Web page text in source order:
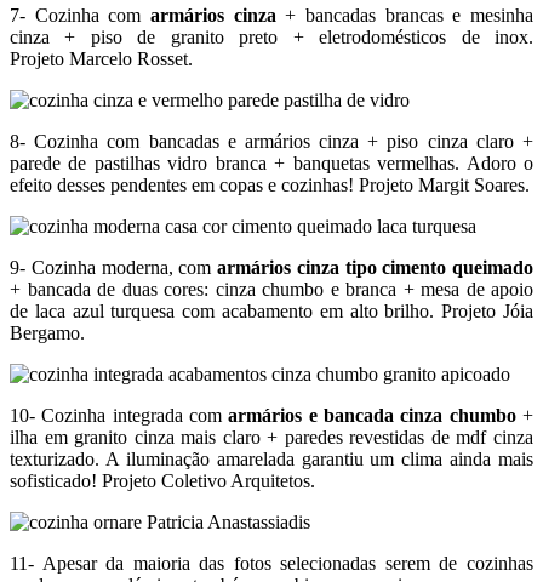
7- Cozinha com armários cinza+ bancadas brancas e mesinha
cinza + piso de granito preto + eletrodomésticos de inox.
Projeto Marcelo Rosset.
8- Cozinha com bancadas e armários cinza + piso cinza claro +
parede de pastilhas vidro branca + banquetas vermelhas. Adoro o
efeito desses pendentes em copas e cozinhas! Projeto Margit Soares.
9- Cozinha moderna, com armários cinza tipo cimento queimado
+ bancada de duas cores: cinza chumbo e branca + mesa de apoio
de laca azul turquesa com acabamento em alto brilho. Projeto Jóia
Bergamo.
10- Cozinha integrada comarmários e bancada cinza chumbo+
ilha em granito cinza mais claro + paredes revestidas de mdf cinza
texturizado. A iluminação amarelada garantiu um clima ainda mais
sofisticado! Projeto Coletivo Arquitetos.
11- Apesar da maioria das fotos selecionadas serem de cozinhas